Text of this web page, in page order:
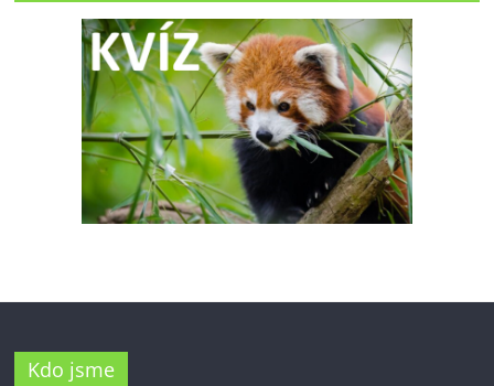
Kdo jsme